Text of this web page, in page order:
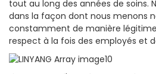
tout au long des années de soins.
dans la façon dont nous menons
constamment de manière
respect à la fois des employés et